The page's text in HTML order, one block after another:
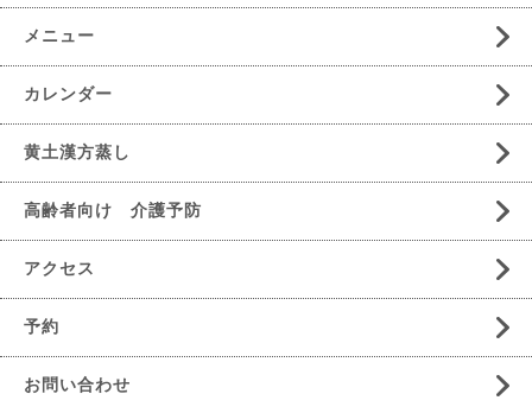
メニュー
カレンダー
黄土漢方蒸し
高齢者向け 介護予防
アクセス
予約
お問い合わせ